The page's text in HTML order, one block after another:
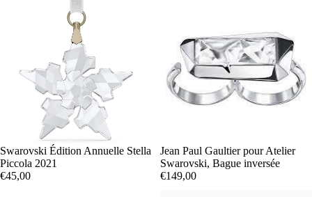
Swarovski Édition Annuelle Stella
Piccola 2021
€45,00
Jean Paul Gaultier pour Atelier
Swarovski, Bague inversée
€149,00